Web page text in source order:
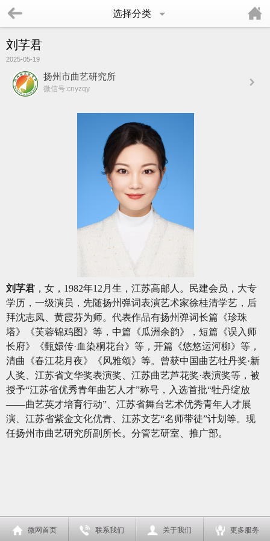
选择分类
刘芓君
2025-05-19
扬州市曲艺研究所
微信号:cnyzqy
刘芓君 ，女，1982年12月生，江苏高邮人。民建会员，大专
学历，一级演员，先随扬州弹词表演艺术家徐桂清学艺，后
拜沈志凤、黄霞芬为师。代表作品有扬州弹词长篇《珍珠
塔》《芙蓉锦鸡图》等，中篇《瓜洲余韵》，短篇《误入师
长府》《甄嬛传·血染桐花台》等，开篇《悠悠运河柳》等，
清曲《春江花月夜》《风雅颂》等。曾获中国曲艺牡丹奖·新
人奖、江苏省文华奖表演奖、江苏曲艺芦花奖·表演奖等，被
授予“江苏省优秀青年曲艺人才”称号，入选首批“牡丹绽放
——曲艺英才培育行动”、江苏省舞台艺术优秀青年人才展
演、江苏省紫金文化优青、江苏文艺“名师带徒”计划等。现
任扬州市曲艺研究所副所长。分管艺研室、推广部。
微网首页 联系我们 关于我们 更多服务